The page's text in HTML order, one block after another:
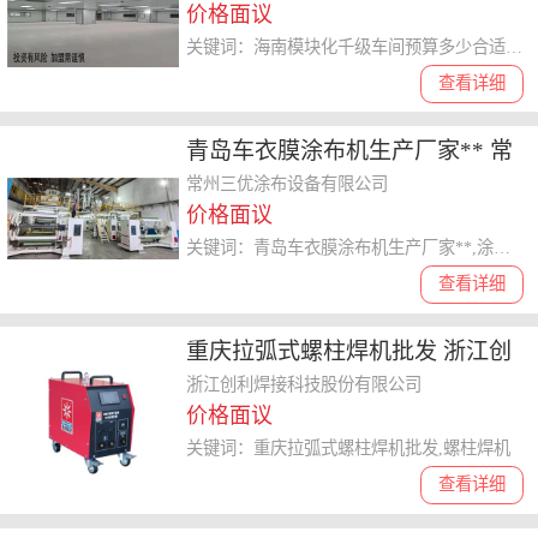
价格面议
查看详细
青岛车衣膜涂布机生产厂家** 常
州三优涂布设备供应
常州三优涂布设备有限公司
价格面议
查看详细
重庆拉弧式螺柱焊机批发 浙江创
利焊接科技股份供应
浙江创利焊接科技股份有限公司
价格面议
查看详细
关键词：重庆拉弧式螺柱焊机批发,螺柱焊机